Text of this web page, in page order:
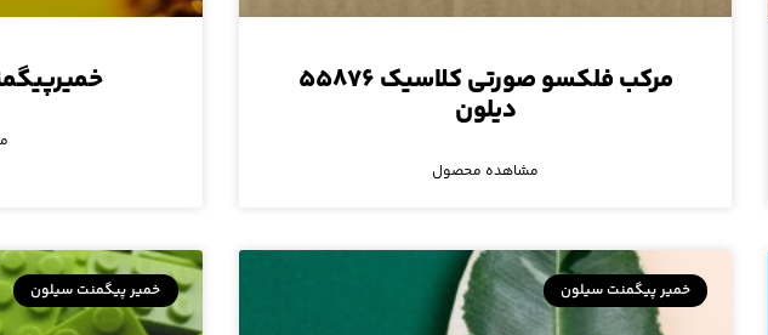
مرکب فلکسو صورتی کلاسیک ۵۵۸۷۶
دیلون
مشاهده محصول
خمیر پیگمنت سیلون خمیر پیگمنت سیلون